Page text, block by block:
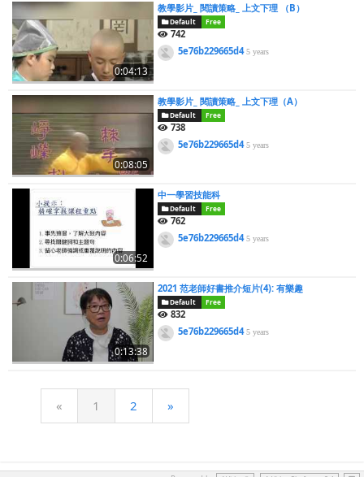
0:04:13
教學影片_ 閱讀策略_ 上文下理 （B）
Default Free
742
5e76b229665d45 years
0:08:05
教學影片_ 閱讀策略_ 上文下理（A）
Default Free
738
5e76b229665d45 years
0:06:52
中一學習技能科
Default Free
762
5e76b229665d45 years
0:13:38
2021 范老師好書推介短片(4): 有樂趣
Default Free
832
5e76b229665d45 years
« 1 2 »